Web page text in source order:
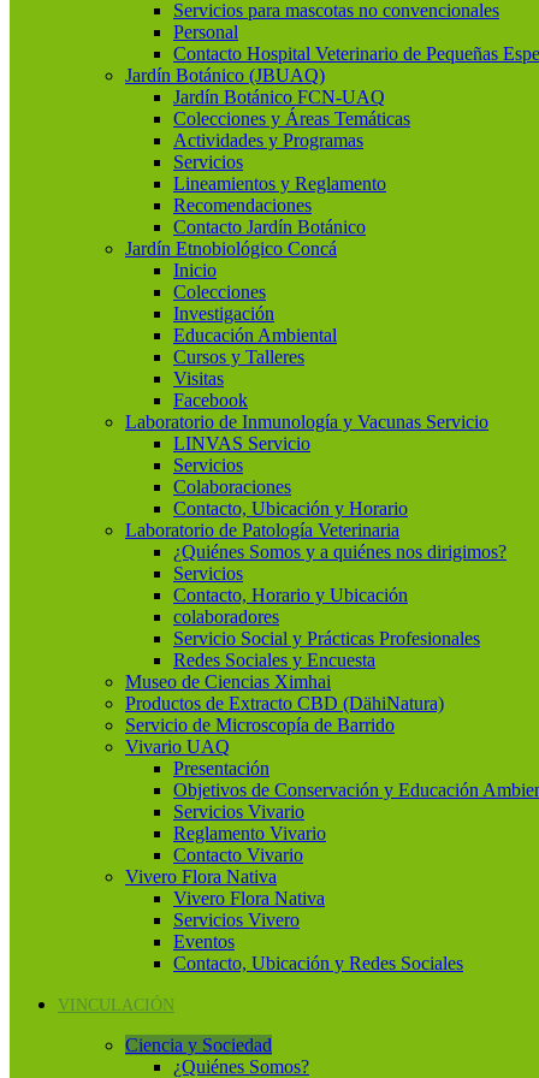
Servicios para mascotas no convencionales
Personal
Contacto Hospital Veterinario de Pequeñas
Jardín Botánico (JBUAQ)
Jardín Botánico FCN-UAQ
Colecciones y Áreas Temáticas
Actividades y Programas
Servicios
Lineamientos y Reglamento
Recomendaciones
Contacto Jardín Botánico
Jardín Etnobiológico Concá
Inicio
Colecciones
Investigación
Educación Ambiental
Cursos y Talleres
Visitas
Facebook
Laboratorio de Inmunología y Vacunas Servicio
LINVAS Servicio
Servicios
Colaboraciones
Contacto, Ubicación y Horario
Laboratorio de Patología Veterinaria
¿Quiénes Somos y a quiénes nos dirigimos?
Servicios
Contacto, Horario y Ubicación
colaboradores
Servicio Social y Prácticas Profesionales
Redes Sociales y Encuesta
Museo de Ciencias Ximhai
Productos de Extracto CBD (DähiNatura)
Servicio de Microscopía de Barrido
Vivario UAQ
Presentación
Objetivos de Conservación y Educación
Servicios Vivario
Reglamento Vivario
Contacto Vivario
Vivero Flora Nativa
Vivero Flora Nativa
Servicios Vivero
Eventos
Contacto, Ubicación y Redes Sociales
VINCULACIÓN
Ciencia y Sociedad
¿Quiénes Somos?